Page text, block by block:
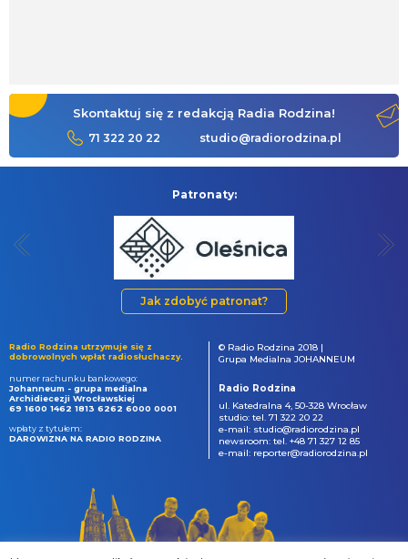
Skontaktuj się z redakcją Radia Rodzina!
71 322 20 22 studio@radiorodzina.pl
Patronaty:
Jak zdobyć patronat?
Radio Rodzina utrzymuje się z
dobrowolnych wpłat radiosłuchaczy.
numer rachunku bankowego:
Johanneum - grupa medialna
Archidiecezji Wrocławskiej
69 1600 1462 1813 6262 6000 0001
wpłaty z tytułem:
DAROWIZNA NA RADIO RODZINA
© Radio Rodzina 2018 |
Grupa Medialna JOHANNEUM
Radio Rodzina
ul. Katedralna 4, 50-328 Wrocław
studio: tel. 71 322 20 22
e-mail: studio@radiorodzina.pl
newsroom: tel. +48 71 327 12 85
e-mail: reporter@radiorodzina.pl